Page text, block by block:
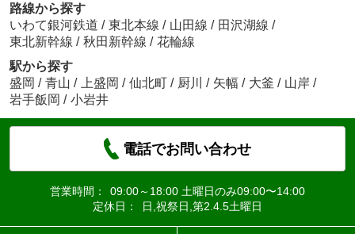
路線から探す
いわて銀河鉄道 / 東北本線 / 山田線 / 田沢湖線 /
東北新幹線 / 秋田新幹線 / 花輪線
駅から探す
盛岡 / 青山 / 上盛岡 / 仙北町 / 厨川 / 矢幅 / 大釜 / 山岸 /
岩手飯岡 / 小岩井
電話でお問い合わせ
営業時間：
09:00～18:00 土曜日のみ09:00〜14:00
定休日：
日,祝祭日,第2.4.5土曜日